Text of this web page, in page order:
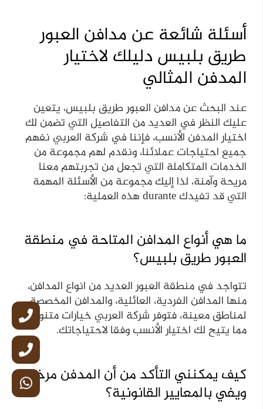
أسئلة شائعة عن مدافن العبور
طريق بلبيس دليلك لاختيار
المدفن المثالي
عند البحث عن مدافن العبور طريق بلبيس، يتعين
عليك النظر في العديد من التفاصيل التي تضمن لك
اختيار المدفن الأنسب، فإننا في شركة العربي نفهم
جميع احتياجات عملائنا، ونقدم لهم مجموعة من
الخدمات المتكاملة التي تجعل من تجربتهم معنا
مريحة وآمنة، لذا إليك مجموعة من الأسئلة المهمة
التي قد تفيدك durante هذه العملية:
ما هي أنواع المدافن المتاحة في منطقة
العبور طريق بلبيس؟
تتواجد في منطقة العبور العديد من انواع المدافن،
منها المدافن الفردية، العائلية، والمدافن المخصصة
لمناطق معينة، فتوفر شركة العربي خيارات متنوعة،
مما يتيح لك اختيار الأنسب وفقا لاحتياجاتك.
كيف يمكنني التأكد من أن المدفن مرخص
ويفي بالمعايير القانونية؟